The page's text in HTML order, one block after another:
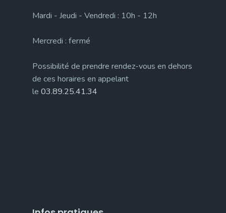
Mardi - Jeudi - Vendredi : 10h - 12h
Mercredi : fermé
Possibilité de prendre rendez-vous en dehors
de ces horaires en appelant
le 03.89.25.41.34